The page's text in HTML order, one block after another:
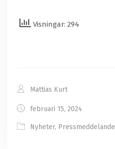
Visningar: 294
Mattias Kurt
februari 15, 2024
Nyheter, Pressmeddelande